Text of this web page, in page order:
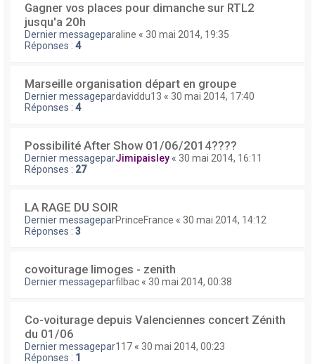
Gagner vos places pour dimanche sur RTL2
jusqu'a 20h
Dernier messageparaline « 30 mai 2014, 19:35
Réponses : 4
Marseille organisation départ en groupe
Dernier messagepardaviddu13 « 30 mai 2014, 17:40
Réponses : 4
Possibilité After Show 01/06/2014????
Dernier messageparJimipaisley « 30 mai 2014, 16:11
Réponses : 27
LA RAGE DU SOIR
Dernier messageparPrinceFrance « 30 mai 2014, 14:12
Réponses : 3
covoiturage limoges - zenith
Dernier messageparfilbac « 30 mai 2014, 00:38
Co-voiturage depuis Valenciennes concert Zénith
du 01/06
Dernier messagepar117 « 30 mai 2014, 00:23
Réponses : 1